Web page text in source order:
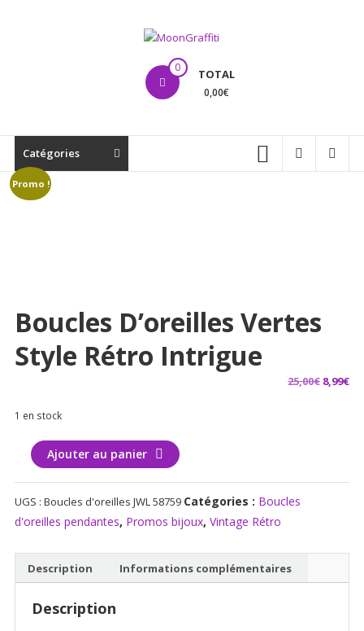
MoonGraffiti 0 TOTAL
0,00€
Catégories
Promo !
Boucles D’oreilles Vertes
Style Rétro Intrigue
25,00€ Le
8,99€Le
1 en stock
quantité
Boucles
d'oreilles
vertes
Intrigue
Ajouter au panier
UGS : Boucles d'oreilles JWL 58759 Catégories : Boucles
d'oreilles pendantes, Promos bijoux, Vintage Rétro
Description Informations complémentaires
Description